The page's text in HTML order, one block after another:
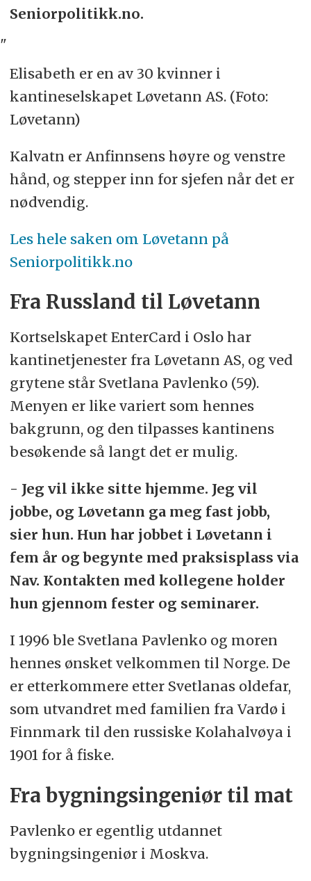
Seniorpolitikk.no.
"
Elisabeth er en av 30 kvinner i
kantineselskapet Løvetann AS. (Foto:
Løvetann)
Kalvatn er Anfinnsens høyre og venstre
hånd, og stepper inn for sjefen når det er
nødvendig.
Les hele saken om Løvetann på
Seniorpolitikk.no
Fra Russland til Løvetann
Kortselskapet EnterCard i Oslo har
kantinetjenester fra Løvetann AS, og ved
grytene står Svetlana Pavlenko (59).
Menyen er like variert som hennes
bakgrunn, og den tilpasses kantinens
besøkende så langt det er mulig.
- Jeg vil ikke sitte hjemme. Jeg vil
jobbe, og Løvetann ga meg fast jobb,
sier hun. Hun har jobbet i Løvetann i
fem år og begynte med praksisplass via
Nav. Kontakten med kollegene holder
hun gjennom fester og seminarer.
I 1996 ble Svetlana Pavlenko og moren
hennes ønsket velkommen til Norge. De
er etterkommere etter Svetlanas oldefar,
som utvandret med familien fra Vardø i
Finnmark til den russiske Kolahalvøya i
1901 for å fiske.
Fra bygningsingeniør til mat
Pavlenko er egentlig utdannet
bygningsingeniør i Moskva.